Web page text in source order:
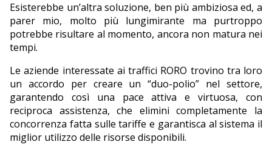
Esisterebbe un’altra soluzione, ben più ambiziosa ed, a
parer mio, molto più lungimirante ma purtroppo
potrebbe risultare al momento, ancora non matura nei
tempi.
Le aziende interessate ai traffici RORO trovino tra loro
un accordo per creare un “duo-polio” nel settore,
garantendo così una pace attiva e virtuosa, con
reciproca assistenza, che elimini completamente la
concorrenza fatta sulle tariffe e garantisca al sistema il
miglior utilizzo delle risorse disponibili.